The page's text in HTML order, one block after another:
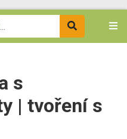
s
| tvoření s